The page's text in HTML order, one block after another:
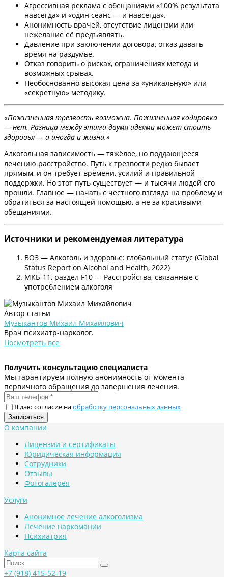
Агрессивная реклама с обещаниями «100% результата
навсегда» и «один сеанс — и навсегда».
Анонимность врачей, отсутствие лицензии или
нежелание её предъявлять.
Давление при заключении договора, отказ давать
время на раздумье.
Отказ говорить о рисках, ограничениях метода и
возможных срывах.
Необоснованно высокая цена за «уникальную» или
«секретную» методику.
«Пожизненная трезвость возможна. Пожизненная кодировка
— нет. Разница между этими двумя идеями может стоить
здоровья — а иногда и жизни.»
Алкогольная зависимость — тяжёлое, но поддающееся
лечению расстройство. Путь к трезвости редко бывает
прямым, и он требует времени, усилий и правильной
поддержки. Но этот путь существует — и тысячи людей его
прошли. Главное — начать с честного взгляда на проблему и
обратиться за настоящей помощью, а не за красивыми
обещаниями.
Источники и рекомендуемая литература
ВОЗ — Алкоголь и здоровье: глобальный статус (Global
Status Report on Alcohol and Health, 2022)
МКБ-11, раздел F10 — Расстройства, связанные с
употреблением алкоголя
Автор статьи
Музыкантов Михаил Михайлович
Врач психиатр-нарколог.
Посмотреть все
Получить консультацию специалиста
Мы гарантируем полную анонимность от момента
первичного обращения до завершения лечения.
Я даю согласие наобработку персональных данных
О компании
Лицензии и сертификаты
Юридическая информация
Сотрудники
Отзывы
Фотогалерея
Услуги
Анонимное лечение алкоголизма
Лечение наркомании
Психиатрия
Карта сайта
+7 (918) 415-52-19